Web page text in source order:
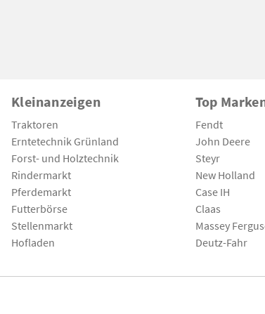
Kleinanzeigen
Traktoren
Erntetechnik Grünland
Forst- und Holztechnik
Rindermarkt
Pferdemarkt
Futterbörse
Stellenmarkt
Hofladen
Top
Fendt
John Deere
Steyr
New Holland
Case IH
Claas
Massey
Deutz-Fahr